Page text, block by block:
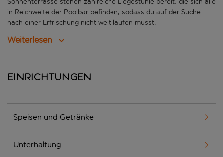
Sonnenterrasse stehen zahlreiche Liegestühle bereit, die sich alle
in Reichweite der Poolbar befinden, sodass du auf der Suche
nach einer Erfrischung nicht weit laufen musst.
Weiterlesen
Einrichtungen
Speisen und Getränke
Unterhaltung